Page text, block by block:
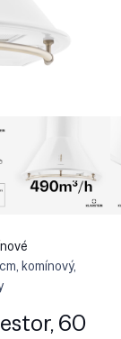
komínový,
60